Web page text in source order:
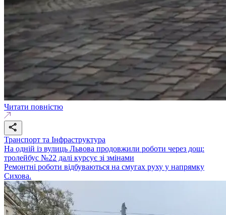
Читати повністю
Транспорт та Інфраструктура
На одній із вулиць Львова продовжили роботи через дощ:
тролейбус №22 далі курсує зі змінами
Ремонтні роботи відбуваються на смугах руху у напрямку
Сихова.